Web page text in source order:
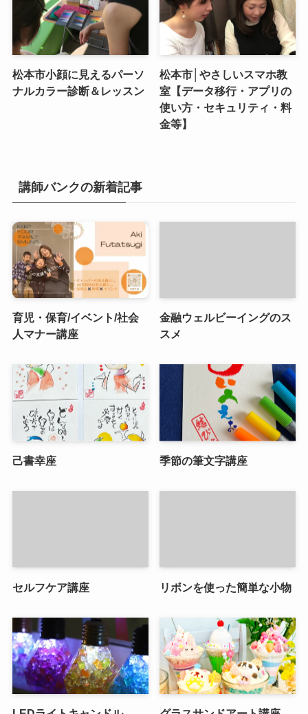
松本市小顔に見えるパーソ
ナルカラー診断＆レッスン
松本市│やさしいスマホ教
室【データ移行・アプリの
使い方・セキュリティ・料
金等】
講師バンクの新着記事
育児・保育/イベント/社会
人マナー講座
金融ウェルビーイングのス
スメ
己書幸座 季節の筆文字講座
セルフケア講座 リボンを使った簡単な小物